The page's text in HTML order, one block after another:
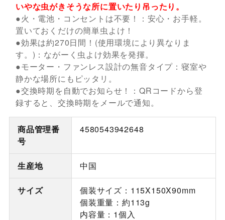
いやな虫がきそうな所に置いたり吊ったり。
●火・電池・コンセントは不要！：安心・お手軽。
置いておくだけの簡単虫よけ！
●効果は約270日間！(使用環境により異なりま
す。)：ながーく虫よけ効果を発揮。
●モーター・ファンレス設計の無音タイプ：寝室や
静かな場所にもピッタリ。
●交換時期を自動でお知らせ！：QRコードから登
録すると、交換時期をメールで通知。
商品管理番
号
4580543942648
生産地 中国
サイズ
個装サイズ：115X150X90mm
個装重量：約113g
内容量：1個入